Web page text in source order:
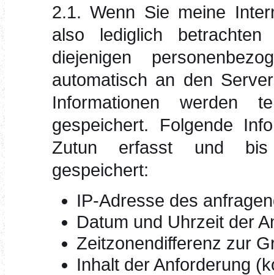
2.1. Wenn Sie meine
also lediglich
diejenigen
automatisch an den
Informationen werden
gespeichert. Folgende
Zutun erfasst und bis
gespeichert:
IP-Adresse des
Datum und Uhrzeit der
Zeitzonendifferenz zur
Inhalt der Anforderung